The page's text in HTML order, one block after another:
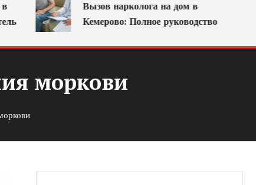
Вызов нарколога на дом в
Кемерово: Полное руководство
моркови